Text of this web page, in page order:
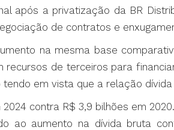
após a privatização da BR
de contratos e
na mesma base
recursos de terceiros para
em vista que a relação
contra R$ 3,9 bilhões em
ao aumento na dívida bruta